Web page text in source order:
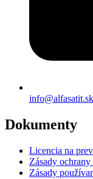
info@alfasatit.sk
Dokumenty
Licencia na
Zásady
Zásady